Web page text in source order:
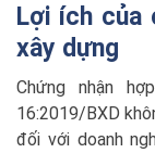
Lợi ích của
xây dựng
Chứng nhận
16:2019/BXD
đối với doanh